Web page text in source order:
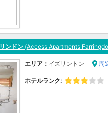
ンドン (Access Apartments
エリア： イズリントン 周
ホテルランク: